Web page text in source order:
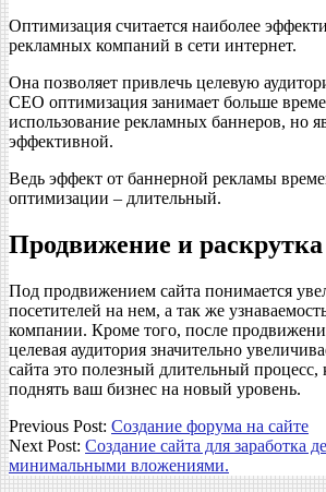
Оптимизация считается наиболее
рекламных компаний в сети интернет.
Она позволяет привлечь целевую
СЕО оптимизация занимает больше
использование рекламных баннеров, но
эффективной.
Ведь эффект от баннерной рекламы
оптимизации – длительный.
Продвижение и раскрутка
Под продвижением сайта понимается
посетителей на нем, а так же
компании. Кроме того, после
целевая аудитория значительно
сайта это полезный длительный
поднять ваш бизнес на новый уровень.
2018-
03-
14
Previous Post: Создание форума на сайте
Next Post: Создание сайта для заработка
минимальными вложениями.